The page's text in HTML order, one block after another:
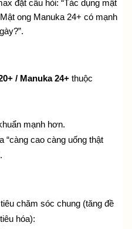
đặt câu hỏi: “Tác dụng mật
ong Manuka 24+ có mạnh
/ Manuka 24+ thuộc
mạnh hơn.
“càng cao càng uống thật
chăm sóc chung (tăng đề
hóa):